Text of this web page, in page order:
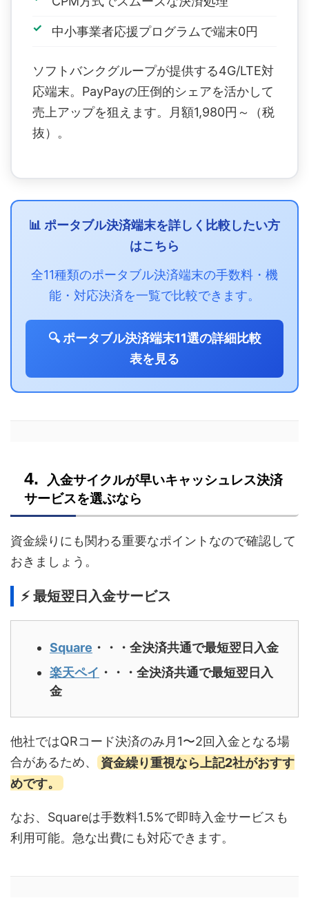
中小事業者応援プログラムで端末0円
ソフトバンクグループが提供する4G/LTE対
応端末。PayPayの圧倒的シェアを活かして
売上アップを狙えます。月額1,980円～（税
抜）。
📊 ポータブル決済端末を詳しく比較したい方
はこちら
全11種類のポータブル決済端末の手数料・機
能・対応決済を一覧で比較できます。
🔍 ポータブル決済端末11選の詳細比較
表を見る
入金サイクルが早いキャッシュレス決済
サービスを選ぶなら
資金繰りにも関わる重要なポイントなので確認して
おきましょう。
⚡ 最短翌日入金サービス
Square ・・・全決済共通で最短翌日入金
楽天ペイ ・・・全決済共通で最短翌日入
金
他社ではQRコード決済のみ月1〜2回入金となる場
合があるため、
資金繰り重視なら上記2社がおすす
めです。
なお、Squareは手数料1.5%で即時入金サービスも
利用可能。急な出費にも対応できます。